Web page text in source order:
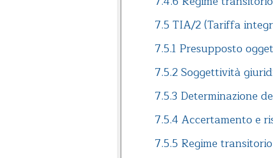
7.5 TIA/2 (Tariffa
7.5.1 Presupposto
7.5.2 Soggettività
7.5.3 Determinazione
7.5.4 Accertamento e
7.5.5 Regime